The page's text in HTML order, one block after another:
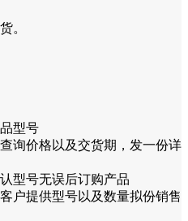
。
型号
询价格以及交货期，发一份详
型号无误后订购产品
户提供型号以及数量拟份销售